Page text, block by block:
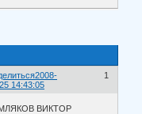
1
2008-
14:43:05
ВИКТОР